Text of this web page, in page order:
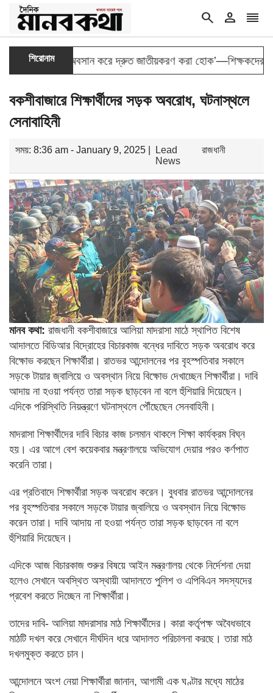
search person reorder
শিরোনাম
‘বৈষম্যের অবসান করে দ্রুত জাতীয়করণ করা হোক’—শিক্ষকদের আকুল
বকশীবাজারে শিক্ষার্থীদের সড়ক অবরোধ, ঘটনাস্থলে
সেনাবাহিনী
সময়: 8:36 am - January 9, 2025 |
Lead
News
রাজধানী
মানব কথা: রাজধানী বকশীবাজারে আলিয়া মাদরাসা মাঠে স্থাপিত বিশেষ
আদালতে বিডিআর বিদ্রোহের বিচারকাজ বন্ধের দাবিতে সড়ক অবরোধ করে
বিক্ষোভ করছেন শিক্ষার্থীরা। রাতভর আন্দোলনের পর বৃহস্পতিবার সকালে
সড়কে টায়ার জ্বালিয়ে ও অবস্থান নিয়ে বিক্ষোভ দেখাচ্ছেন শিক্ষার্থীরা। দাবি
আদায় না হওয়া পর্যন্ত তারা সড়ক ছাড়বেন না বলে হুঁশিয়ারি দিয়েছেন।
এদিকে পরিস্থিতি নিয়ন্ত্রণে ঘটনাস্থলে পৌঁছেছেন সেনবাহিনী।
মাদরাসা শিক্ষার্থীদের দাবি বিচার কাজ চলমান থাকলে শিক্ষা কার্যক্রম বিঘ্ন
হয়। এর আগে বেশ কয়েকবার মন্ত্রণালয়ে অভিযোগ দেয়ার পরও কর্ণপাত
করেনি তারা।
এর প্রতিবাদে শিক্ষার্থীরা সড়ক অবরোধ করেন। বুধবার রাতভর আন্দোলনের
পর বৃহস্পতিবার সকালে সড়কে টায়ার জ্বালিয়ে ও অবস্থান নিয়ে বিক্ষোভ
করেন তারা। দাবি আদায় না হওয়া পর্যন্ত তারা সড়ক ছাড়বেন না বলে
হুঁশিয়ারি দিয়েছেন।
এদিকে আজ বিচারকাজ শুরুর বিষয়ে আইন মন্ত্রণালয় থেকে নির্দেশনা দেয়া
হলেও সেখানে অবস্থিত অস্থায়ী আদালতে পুলিশ ও এপিবিএন সদস্যদের
প্রবেশ করতে দিচ্ছেন না শিক্ষার্থীরা।
তাদের দাবি- আলিয়া মাদরাসার মাঠ শিক্ষার্থীদের। কারা কর্তৃপক্ষ অবৈধভাবে
মাঠটি দখল করে সেখানে দীর্ঘদিন ধরে আদালত পরিচালনা করছে। তারা মাঠ
দখলমুক্ত করতে চান।
আন্দোলনে অংশ নেয়া শিক্ষার্থীরা জানান, আগামী এক ঘণ্টার মধ্যে মাঠের